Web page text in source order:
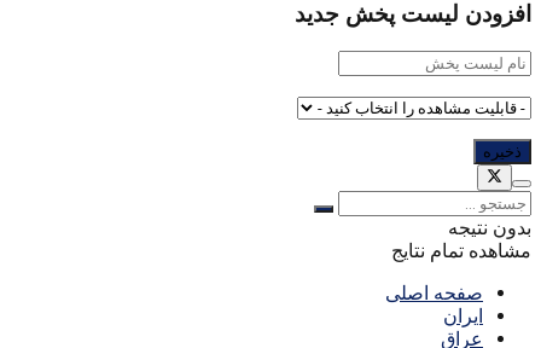
افزودن لیست پخش جدید
بدون نتیجه
مشاهده تمام نتایج
صفحه اصلی
ایران
عراق